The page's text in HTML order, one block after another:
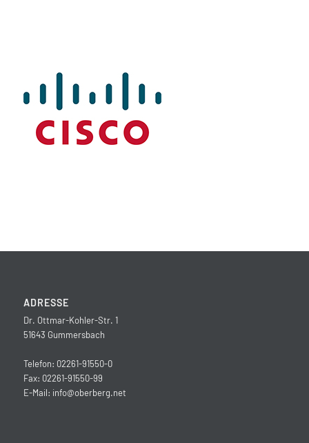
ADRESSE
Dr. Ottmar-Kohler-Str. 1
51643 Gummersbach
Telefon: 02261-91550-0
Fax: 02261-91550-99
E-Mail: info@oberberg.net